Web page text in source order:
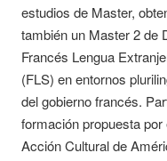
estudios de Master,
también un Master 2 de
Francés Lengua
(FLS) en entornos
del gobierno francés.
formación propuesta
Acción Cultural de